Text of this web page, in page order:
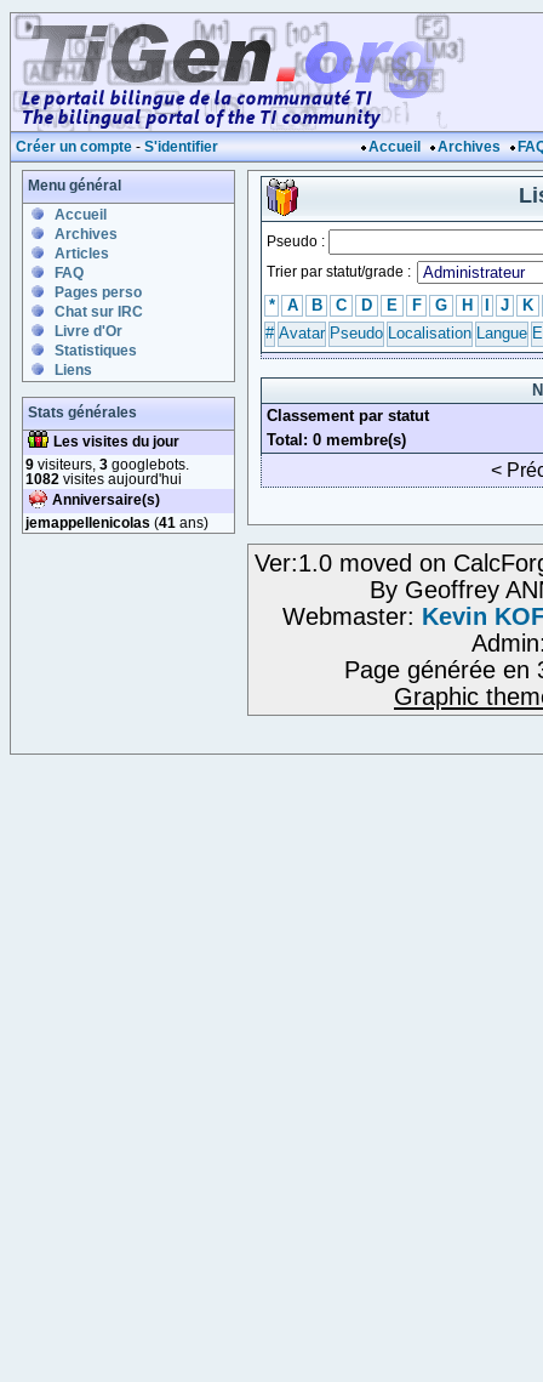
Créer un compte - S'identifier Accueil Archives
Menu général
Accueil
Archives
Articles
FAQ
Pages perso
Chat sur IRC
Livre d'Or
Statistiques
Liens
Stats générales
Les visites du jour
9 visiteurs, 3 googlebots.
1082 visites aujourd'hui
Anniversaire(s)
jemappellenicolas (41 ans)
Pseudo :
Trier par statut/grade :
* A B C D E F G H J
K
# Avatar Pseudo Localisation Langue
Classement par statut
Total: 0 membre(s)
<
Ver:1.0 moved on
By Geoffrey
Webmaster: Kevin
Page générée en
Graphic